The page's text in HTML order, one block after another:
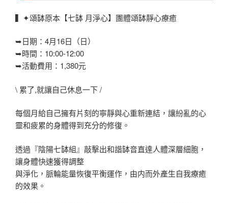
▍✦頌缽原本【七缽 月淨心】團體頌缽靜心療癒
➥日期：4月16日（日）
➥時間：10:00-12:00
➥活動費用：1,380元
\ 累了,就讓自己休息一下 /
每個月給自己擁有片刻的寧靜與心重新連結，讓紛亂的心
靈和疲累的身體得到充分的修復。
透過『陰陽七缽組』敲擊出和諧缽音直達人體深層細胞，
讓身體快速獲得調整
與淨化，脈輪能量恢復平衡運作，由内而外產生自我療癒
的效果。